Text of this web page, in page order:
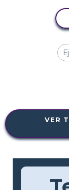
VER